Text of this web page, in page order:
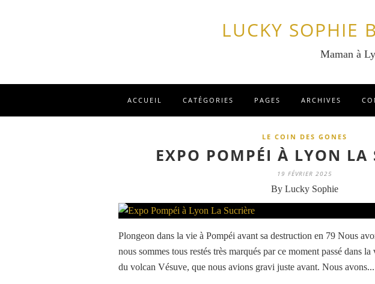
LUCKY SOPHIE
Maman à
ACCUEIL CATÉGORIES PAGES ARCHIVES
LE COIN DES GONES
EXPO POMPÉI À LYON LA
19 FÉVRIER 2025
By Lucky Sophie
Plongeon dans la vie à Pompéi avant sa destruction en 79 Nous
nous sommes tous restés très marqués par ce moment passé dans
du volcan Vésuve, que nous avions gravi juste avant. Nous avons...